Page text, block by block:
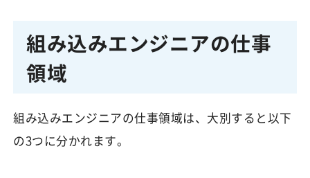
組み込みエンジニアの仕事
領域
組み込みエンジニアの仕事領域は、大別すると以下
の3つに分かれます。